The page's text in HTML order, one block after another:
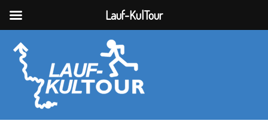
Lauf-KulTour